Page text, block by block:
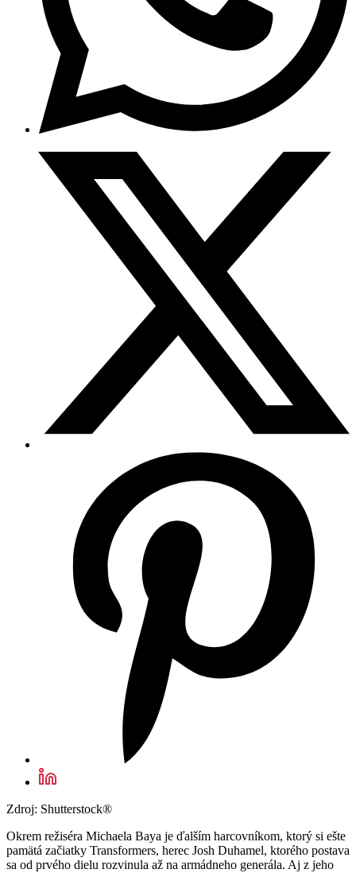
Zdroj: Shutterstock®
Okrem režiséra Michaela Baya je ďalším harcovníkom, ktorý si ešte
pamätá začiatky Transformers, herec Josh Duhamel, ktorého postava
sa od prvého dielu rozvinula až na armádneho generála. Aj z jeho